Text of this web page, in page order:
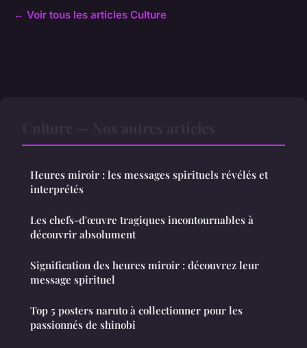
← Voir tous les articles Culture
Heures miroir : les messages spirituels révélés et
interprétés
Les chefs-d'œuvre tragiques incontournables à
découvrir absolument
Signification des heures miroir : découvrez leur
message spirituel
Top 5 posters naruto à collectionner pour les
passionnés de shinobi